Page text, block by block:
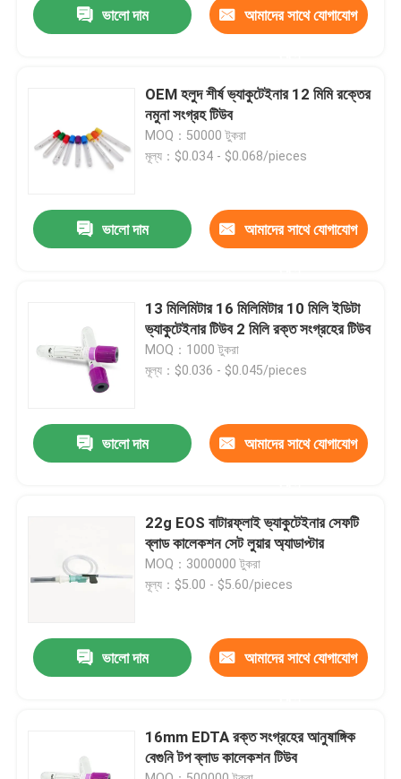
আমাদের সম্পর্কে
কারখানা ভ্রমণ
আমাদের সাথে যোগাযোগ করুন
মেডিকেল সিলিকন রাবার
রাবার সিরিঞ্জ প্লাঞ্জার
ভালো দাম আমাদের সাথে যোগাযোগ
OEM হলুদ শীর্ষ ভ্যাকুটেইনার 12 মিমি রক্তের
নমুনা সংগ্রহ টিউব
MOQ：50000 টুকরা
মূল্য：$0.034 - $0.068/pieces
ভালো দাম আমাদের সাথে যোগাযোগ
13 মিলিমিটার 16 মিলিমিটার 10 মিলি ইডিটা
ভ্যাকুটেইনার টিউব 2 মিলি রক্ত ​​সংগ্রহের টিউব
MOQ：1000 টুকরা
মূল্য：$0.036 - $0.045/pieces
ভালো দাম আমাদের সাথে যোগাযোগ
22g EOS বাটারফ্লাই ভ্যাকুটেইনার সেফটি
ব্লাড কালেকশন সেট লুয়ার অ্যাডাপ্টার
MOQ：3000000 টুকরা
মূল্য：$5.00 - $5.60/pieces
ভালো দাম আমাদের সাথে যোগাযোগ
16mm EDTA রক্ত ​​সংগ্রহের আনুষাঙ্গিক
বেগুনি টপ ব্লাড কালেকশন টিউব